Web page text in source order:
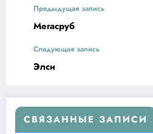
Предыдущая запись
Мегасруб
Следующая запись
Элси
СВЯЗАННЫЕ ЗАПИСИ